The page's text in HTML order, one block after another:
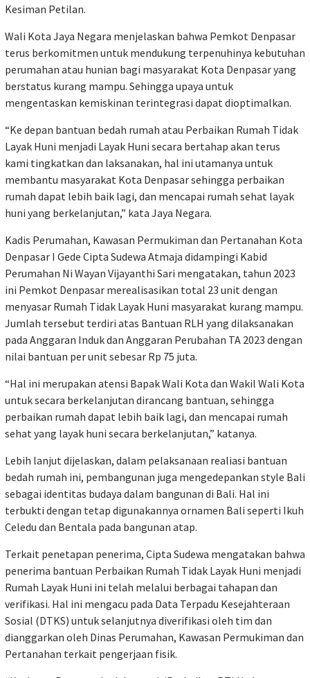
Kesiman Petilan.
Wali Kota Jaya Negara menjelaskan bahwa Pemkot Denpasar
terus berkomitmen untuk mendukung terpenuhinya kebutuhan
perumahan atau hunian bagi masyarakat Kota Denpasar yang
berstatus kurang mampu. Sehingga upaya untuk
mengentaskan kemiskinan terintegrasi dapat dioptimalkan.
“Ke depan bantuan bedah rumah atau Perbaikan Rumah Tidak
Layak Huni menjadi Layak Huni secara bertahap akan terus
kami tingkatkan dan laksanakan, hal ini utamanya untuk
membantu masyarakat Kota Denpasar sehingga perbaikan
rumah dapat lebih baik lagi, dan mencapai rumah sehat layak
huni yang berkelanjutan,” kata Jaya Negara.
Kadis Perumahan, Kawasan Permukiman dan Pertanahan Kota
Denpasar I Gede Cipta Sudewa Atmaja didampingi Kabid
Perumahan Ni Wayan Vijayanthi Sari mengatakan, tahun 2023
ini Pemkot Denpasar merealisasikan total 23 unit dengan
menyasar Rumah Tidak Layak Huni masyarakat kurang mampu.
Jumlah tersebut terdiri atas Bantuan RLH yang dilaksanakan
pada Anggaran Induk dan Anggaran Perubahan TA 2023 dengan
nilai bantuan per unit sebesar Rp 75 juta.
“Hal ini merupakan atensi Bapak Wali Kota dan Wakil Wali Kota
untuk secara berkelanjutan dirancang bantuan, sehingga
perbaikan rumah dapat lebih baik lagi, dan mencapai rumah
sehat yang layak huni secara berkelanjutan,” katanya.
Lebih lanjut dijelaskan, dalam pelaksanaan realiasi bantuan
bedah rumah ini, pembangunan juga mengedepankan style Bali
sebagai identitas budaya dalam bangunan di Bali. Hal ini
terbukti dengan tetap digunakannya ornamen Bali seperti Ikuh
Celedu dan Bentala pada bangunan atap.
Terkait penetapan penerima, Cipta Sudewa mengatakan bahwa
penerima bantuan Perbaikan Rumah Tidak Layak Huni menjadi
Rumah Layak Huni ini telah melalui berbagai tahapan dan
verifikasi. Hal ini mengacu pada Data Terpadu Kesejahteraan
Sosial (DTKS) untuk selanjutnya diverifikasi oleh tim dan
dianggarkan oleh Dinas Perumahan, Kawasan Permukiman dan
Pertanahan terkait pengerjaan fisik.